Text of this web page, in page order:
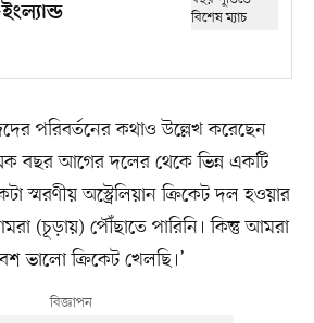
পরিবর্তনের কথাও উল্লেখ করেছেন
বছর আগের দলের থেকে ভিন্ন একটি
অস্ট্রেলিয়ান ক্রিকেট দল হওয়ার
(চূড়ায়) পৌঁছাতে পারিনি। কিন্তু আমরা
ভালো ক্রিকেট খেলছি।’